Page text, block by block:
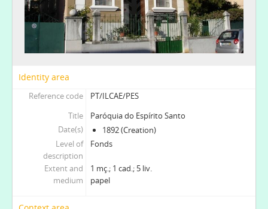
Identity area
Reference code
PT/ILCAE/PES
Title
Paróquia do Espírito Santo
Date(s)
1892 (Creation)
Level of
description
Fonds
Extent and
medium
1 mç.; 1 cad.; 5 liv.
papel